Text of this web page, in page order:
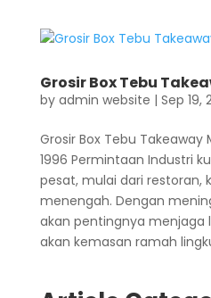
Grosir Box Tebu
by admin website | Sep 19,
Grosir Box Tebu Takeaway
1996 Permintaan Industri
pesat, mulai dari restoran,
menengah. Dengan
akan pentingnya menjaga
akan kemasan ramah